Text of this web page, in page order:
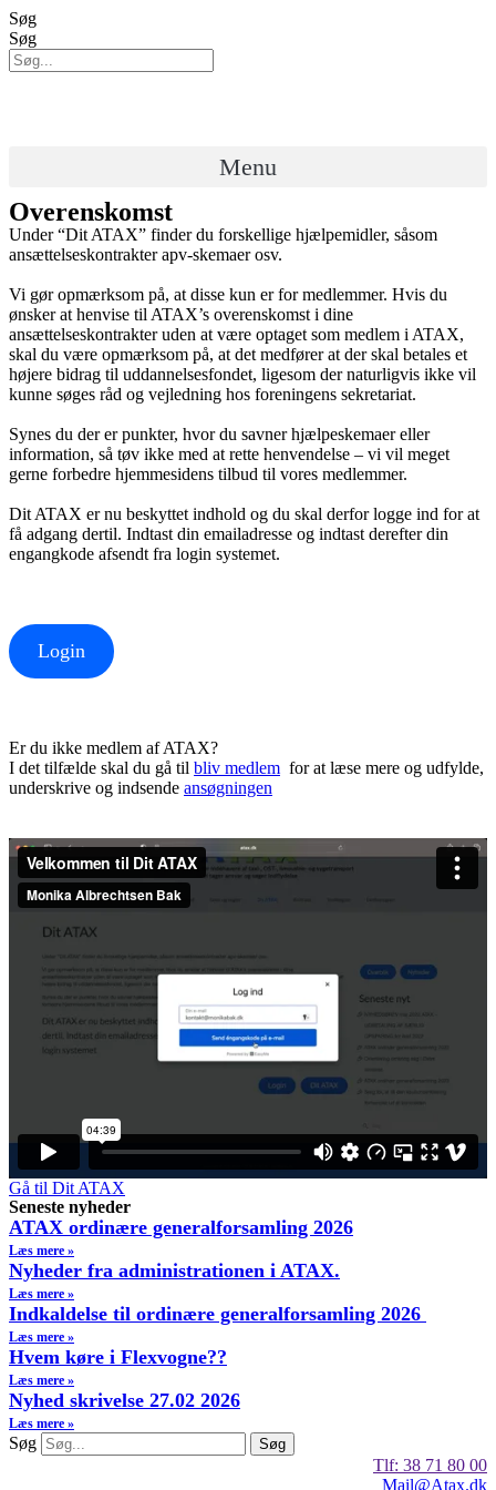
Videre
til
indhold
Søg
Søg
Menu
Overenskomst
Under “Dit ATAX” finder du forskellige hjælpemidler, såsom
ansættelseskontrakter apv-skemaer osv.
Vi gør opmærksom på, at disse kun er for medlemmer. Hvis du
ønsker at henvise til ATAX’s overenskomst i dine
ansættelseskontrakter uden at være optaget som medlem i ATAX,
skal du være opmærksom på, at det medfører at der skal betales et
højere bidrag til uddannelsesfondet, ligesom der naturligvis ikke vil
kunne søges råd og vejledning hos foreningens sekretariat.
Synes du der er punkter, hvor du savner hjælpeskemaer eller
information, så tøv ikke med at rette henvendelse – vi vil meget
gerne forbedre hjemmesidens tilbud til vores medlemmer.
Dit ATAX er nu beskyttet indhold og du skal derfor logge ind for at
få adgang dertil. Indtast din emailadresse og indtast derefter din
engangkode afsendt fra login systemet.
Login
Er du ikke medlem af ATAX?
I det tilfælde skal du gå til bliv medlem for at læse mere og udfylde,
underskrive og indsende ansøgningen
Gå til Dit ATAX
Seneste nyheder
ATAX ordinære generalforsamling 2026
Læs mere »
Nyheder fra administrationen i ATAX.
Læs mere »
Indkaldelse til ordinære generalforsamling 2026
Læs mere »
Hvem køre i Flexvogne??
Læs mere »
Nyhed skrivelse 27.02 2026
Læs mere »
Søg Søg
Tlf: 38 71 80 00
Mail@Atax.dk